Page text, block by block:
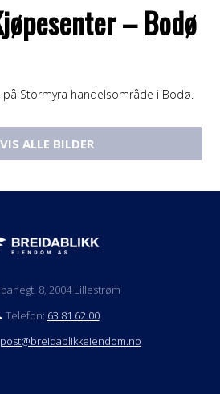
– Bodø
på Stormyra handelsområde i Bodø.
VIS ALLE BILDER
8, 2004 Lillestrøm
Telefon: 63 81 62 00
post@breidablikkeiendom.no